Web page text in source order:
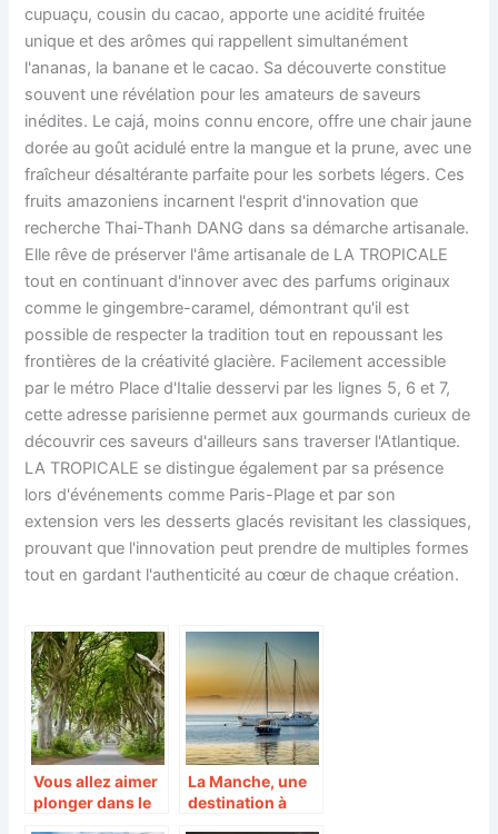
cupuaçu, cousin du cacao, apporte une acidité fruitée
unique et des arômes qui rappellent simultanément
l'ananas, la banane et le cacao. Sa découverte constitue
souvent une révélation pour les amateurs de saveurs
inédites. Le cajá, moins connu encore, offre une chair jaune
dorée au goût acidulé entre la mangue et la prune, avec une
fraîcheur désaltérante parfaite pour les sorbets légers. Ces
fruits amazoniens incarnent l'esprit d'innovation que
recherche Thai-Thanh DANG dans sa démarche artisanale.
Elle rêve de préserver l'âme artisanale de LA TROPICALE
tout en continuant d'innover avec des parfums originaux
comme le gingembre-caramel, démontrant qu'il est
possible de respecter la tradition tout en repoussant les
frontières de la créativité glacière. Facilement accessible
par le métro Place d'Italie desservi par les lignes 5, 6 et 7,
cette adresse parisienne permet aux gourmands curieux de
découvrir ces saveurs d'ailleurs sans traverser l'Atlantique.
LA TROPICALE se distingue également par sa présence
lors d'événements comme Paris-Plage et par son
extension vers les desserts glacés revisitant les classiques,
prouvant que l'innovation peut prendre de multiples formes
tout en gardant l'authenticité au cœur de chaque création.
Vous allez aimer
plonger dans le
La Manche, une
destination à